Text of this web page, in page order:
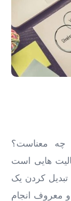
چه معناست؟
هایی است
کردن یک
و معروف انجام